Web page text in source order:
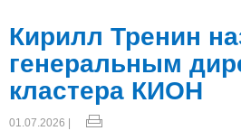
Кирилл Тренин
генеральным
кластера КИОН
01.07.2026 |